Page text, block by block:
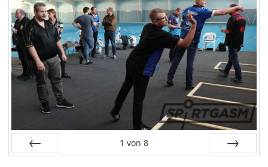
1 von 8